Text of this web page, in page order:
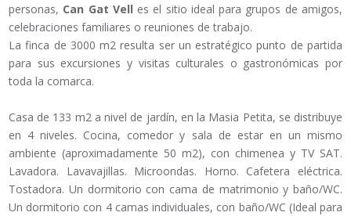
personas, Can Gat Vell es el sitio ideal para grupos de amigos,
celebraciones familiares o reuniones de trabajo.
La finca de 3000 m2 resulta ser un estratégico punto de partida
para sus excursiones y visitas culturales o gastronómicas por
toda la comarca.
Casa de 133 m2 a nivel de jardín, en la Masia Petita, se distribuye
en 4 niveles. Cocina, comedor y sala de estar en un mismo
ambiente (aproximadamente 50 m2), con chimenea y TV SAT.
Lavadora. Lavavajillas. Microondas. Horno. Cafetera eléctrica.
Tostadora. Un dormitorio con cama de matrimonio y baño/WC.
Un dormitorio con 4 camas individuales, con baño/WC (Ideal para